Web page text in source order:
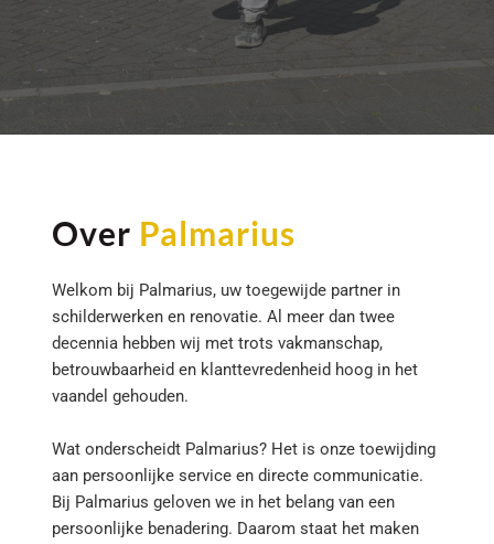
Over Palmarius
Welkom bij Palmarius, uw toegewijde partner in
schilderwerken en renovatie. Al meer dan twee
decennia hebben wij met trots vakmanschap,
betrouwbaarheid en klanttevredenheid hoog in het
vaandel gehouden.
Wat onderscheidt Palmarius? Het is onze toewijding
aan persoonlijke service en directe communicatie.
Bij Palmarius geloven we in het belang van een
persoonlijke benadering. Daarom staat het maken